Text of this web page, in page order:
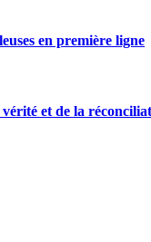
en première ligne
et de la